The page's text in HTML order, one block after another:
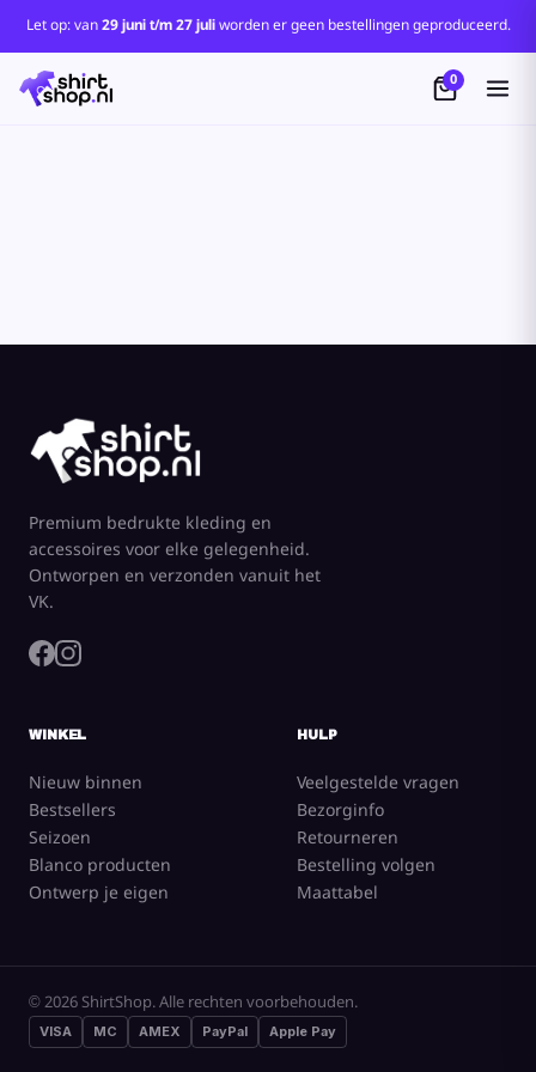
Let op: van29 juni t/m 27 juliworden er geen bestellingen geproduceerd.
0
Premium bedrukte kleding en
accessoires voor elke gelegenheid.
Ontworpen en verzonden vanuit het
VK.
WINKEL
Nieuw binnen
Bestsellers
Seizoen
Blanco producten
Ontwerp je eigen
HULP
Veelgestelde vragen
Bezorginfo
Retourneren
Bestelling volgen
Maattabel
© 2026 ShirtShop. Alle rechten voorbehouden.
VISA MC AMEX PayPal Apple Pay
Standaard
Price: Lowest First
Price: Highest First